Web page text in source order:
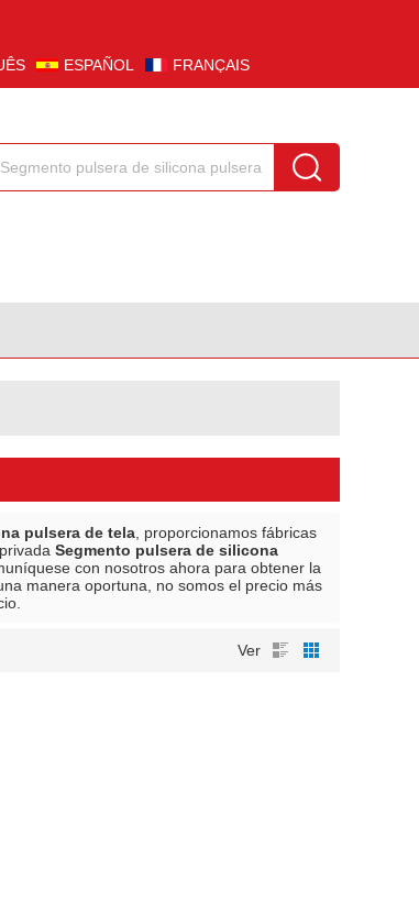
ESPAÑOL FRANÇAIS
pulsera de tela , proporcionamos fábricas
Segmento pulsera de silicona
con nosotros ahora para obtener la
manera oportuna, no somos el precio más
Ver